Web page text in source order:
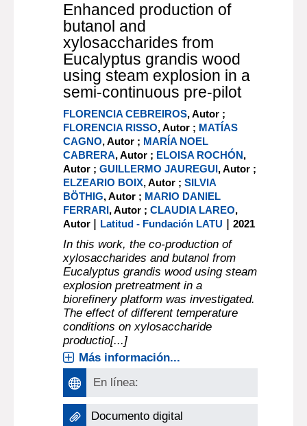
Enhanced production of
butanol and
xylosaccharides from
Eucalyptus grandis wood
using steam explosion in a
semi-continuous pre-pilot
FLORENCIA CEBREIROS, Autor ;
FLORENCIA RISSO, Autor ; MATÍAS
CAGNO, Autor ; MARÍA NOEL
CABRERA, Autor ; ELOISA ROCHÓN,
Autor ;GUILLERMO JAUREGUI, Autor ;
ELZEARIO BOIX, Autor ;SILVIA
BÖTHIG, Autor ; MARIO DANIEL
FERRARI, Autor ;CLAUDIA LAREO,
Autor | Latitud - Fundación LATU |2021
In this work, the co-production of
xylosaccharides and butanol from
Eucalyptus grandis wood using steam
explosion pretreatment in a
biorefinery platform was investigated.
The effect of different temperature
conditions on xylosaccharide
productio[...]
Más información...
En línea:
Documento digital